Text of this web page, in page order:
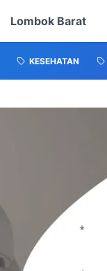
Lombok Barat
KESEHATAN